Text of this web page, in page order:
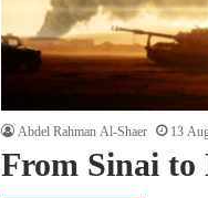
Abdel Rahman Al-Shaer 13
From Sinai